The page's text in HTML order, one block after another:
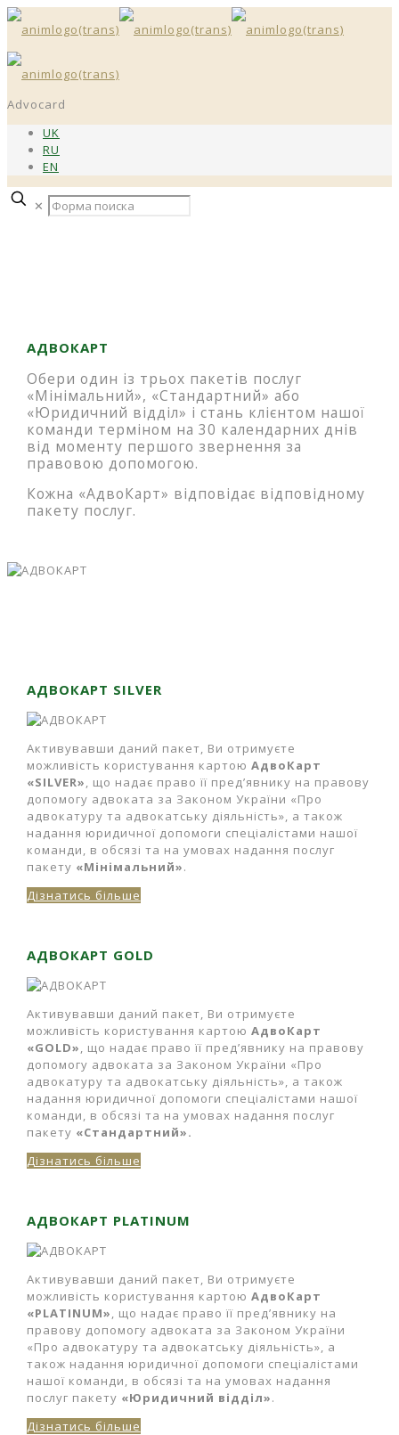
Advocard
UK
RU
EN
✕
АДВОКАРТ
Обери один із трьох пакетів послуг
«Мінімальний», «Стандартний» або
«Юридичний відділ» і стань клієнтом нашої
команди терміном на 30 календарних днів
від моменту першого звернення за
правовою допомогою.
Кожна «АдвоКарт» відповідає відповідному
пакету послуг.
АДВОКАРТ SILVER
Активувавши даний пакет, Ви отримуєте
можливість користування картою АдвоКарт
«SILVER», що надає право її пред’явнику на правову
допомогу адвоката за Законом України «Про
адвокатуру та адвокатську діяльність», а також
надання юридичної допомоги спеціалістами нашої
команди, в обсязі та на умовах надання послуг
пакету «Мінімальний».
Дізнатись більше
АДВОКАРТ GOLD
Активувавши даний пакет, Ви отримуєте
можливість користування картою АдвоКарт
«GOLD», що надає право її пред’явнику на правову
допомогу адвоката за Законом України «Про
адвокатуру та адвокатську діяльність», а також
надання юридичної допомоги спеціалістами нашої
команди, в обсязі та на умовах надання послуг
пакету «Стандартний».
Дізнатись більше
АДВОКАРТ PLATINUM
Активувавши даний пакет, Ви отримуєте
можливість користування картою АдвоКарт
«PLATINUM», що надає право її пред’явнику на
правову допомогу адвоката за Законом України
«Про адвокатуру та адвокатську діяльність», а
також надання юридичної допомоги спеціалістами
нашої команди, в обсязі та на умовах надання
послуг пакету «Юридичний відділ».
Дізнатись більше